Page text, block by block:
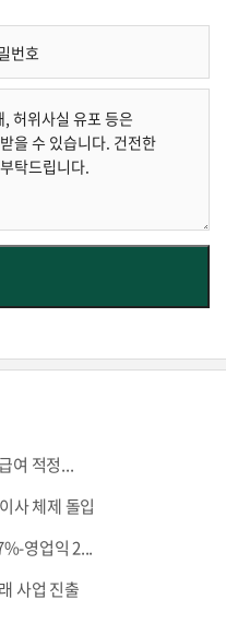
여 적정...
사 체제 돌입
영업익 2...
사업 진출